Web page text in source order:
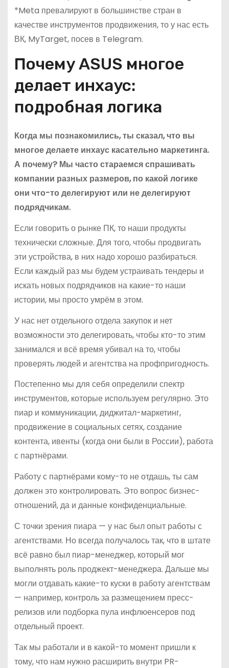
*Meta превалируют в большинстве стран в
качестве инструментов продвижения, то у нас есть
ВК, MyTarget, посев в Telegram.
Почему ASUS многое
делает инхаус:
подробная логика
Когда мы познакомились, ты сказал, что вы
многое делаете инхаус касательно маркетинга.
А почему? Мы часто стараемся спрашивать
компании разных размеров, по какой логике
они что-то делегируют или не делегируют
подрядчикам.
Если говорить о рынке ПК, то наши продукты
технически сложные. Для того, чтобы продвигать
эти устройства, в них надо хорошо разбираться.
Если каждый раз мы будем устраивать тендеры и
искать новых подрядчиков на какие-то наши
истории, мы просто умрём в этом.
У нас нет отдельного отдела закупок и нет
возможности это делегировать, чтобы кто-то этим
занимался и всё время убивал на то, чтобы
проверять людей и агентства на профпригодность.
Постепенно мы для себя определили спектр
инструментов, которые используем регулярно. Это
пиар и коммуникации, диджитал-маркетинг,
продвижение в социальных сетях, создание
контента, ивенты (когда они были в России), работа
с партнёрами.
Работу с партнёрами кому-то не отдашь, ты сам
должен это контролировать. Это вопрос бизнес-
отношений, да и данные конфиденциальные.
С точки зрения пиара — у нас был опыт работы с
агентствами. Но всегда получалось так, что в штате
всё равно был пиар-менеджер, который мог
выполнять роль проджект-менеджера. Дальше мы
могли отдавать какие-то куски в работу агентствам
— например, контроль за размещением пресс-
релизов или подборка пула инфлюенсеров под
отдельный проект.
Так мы работали и в какой-то момент пришли к
тому, что нам нужно расширить внутри PR-